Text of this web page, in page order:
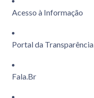
Acesso à Informação
Portal da Transparência
Fala.Br